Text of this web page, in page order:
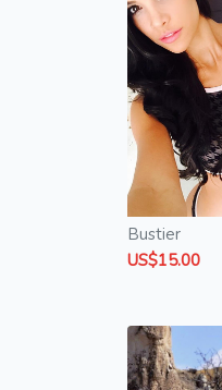
Bustier
US$15.00